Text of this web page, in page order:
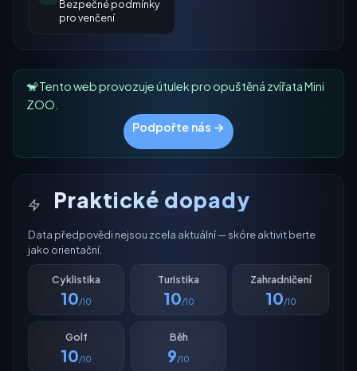
Bezpečné podmínky
pro venčení
🐒 Tento web provozuje útulek pro opuštěná zvířata Mini
ZOO.
Podpořte nás →
Praktické dopady
Data předpovědi nejsou zcela aktuální — skóre aktivit berte
jako orientační.
Cyklistika
10/10
Turistika
10/10
Zahradničení
10/10
Golf
10/10
Běh
9/10